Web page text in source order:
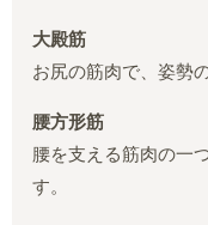
大殿筋
お尻の筋肉で、姿勢
腰方形筋
腰を支える筋肉の一
す。